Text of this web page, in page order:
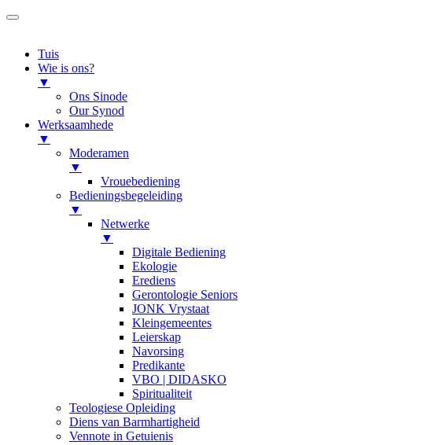
Tuis
Wie is ons?
▼
Ons Sinode
Our Synod
Werksaamhede
▼
Moderamen
▼
Vrouebediening
Bedieningsbegeleiding
▼
Netwerke
▼
Digitale Bediening
Ekologie
Erediens
Gerontologie Seniors
JONK Vrystaat
Kleingemeentes
Leierskap
Navorsing
Predikante
VBO | DIDASKO
Spiritualiteit
Teologiese Opleiding
Diens van Barmhartigheid
Vennote in Getuienis